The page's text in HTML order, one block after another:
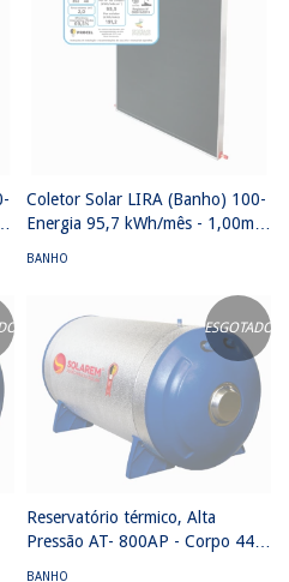
Coletor Solar LIRA (Banho) 100-
Energia 95,7 kWh/mês - 1,00m²
BANHO
ESGOTADO
Reservatório térmico, Alta
Pressão AT- 800AP - Corpo 444
BANHO